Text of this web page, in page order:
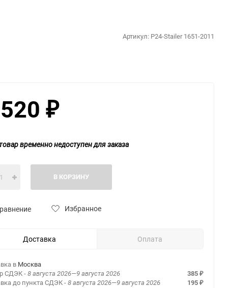
Артикул: P24-Stailer 1651-2011
₽
временно недоступен для заказа
В КОРЗИНУ
Избранное
Доставка Оплата
в Москва
СДЭК- 8 августа 2026—9 августа 2026 385 ₽
до пункта СДЭК- 8 августа 2026—9 августа 2026 195 ₽